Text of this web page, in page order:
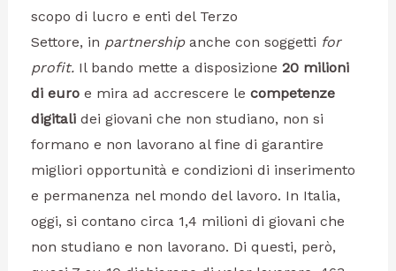
scopo di lucro e enti del Terzo
Settore, in partnership anche con soggetti for
profit.Il bando mette a disposizione 20 milioni
di euro e mira ad accrescere le competenze
digitalidei giovani che non studiano, non si
formano e non lavorano al fine di garantire
migliori opportunità e condizioni di inserimento
e permanenza nel mondo del lavoro. In Italia,
oggi, si contano circa 1,4 milioni di giovani che
non studiano e non lavorano. Di questi, però,